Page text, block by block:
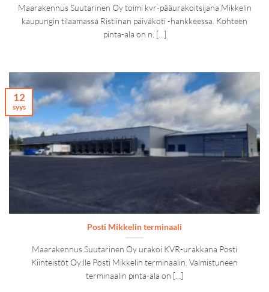
Maarakennus Suutarinen Oy toimi kvr-pääurakoitsijana Mikkelin
kaupungin tilaamassa Ristiinan päiväkoti -hankkeessa. Kohteen
pinta-ala on n. [...]
Posti Mikkelin terminaali
Maarakennus Suutarinen Oy urakoi KVR-urakkana Posti
Kiinteistöt Oy:lle Posti Mikkelin terminaalin. Valmistuneen
terminaalin pinta-ala on [...]
12
syys